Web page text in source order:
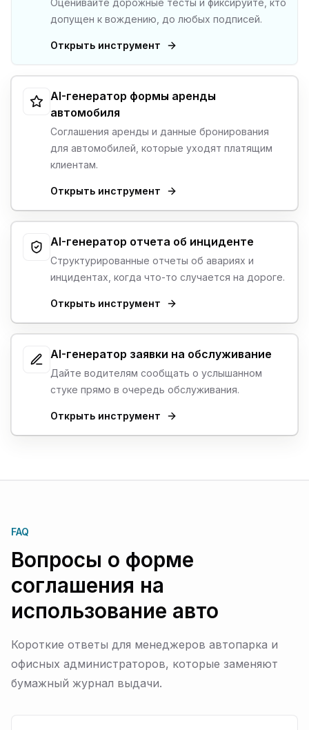
Оценивайте дорожные тесты и фиксируйте, кто
допущен к вождению, до любых подписей.
Открыть инструмент
AI-генератор формы аренды
автомобиля
Соглашения аренды и данные бронирования
для автомобилей, которые уходят платящим
клиентам.
Открыть инструмент
AI-генератор отчета об инциденте
Структурированные отчеты об авариях и
инцидентах, когда что-то случается на дороге.
Открыть инструмент
AI-генератор заявки на обслуживание
Дайте водителям сообщать о услышанном
стуке прямо в очередь обслуживания.
Открыть инструмент
FAQ
Вопросы о форме
соглашения на
использование авто
Короткие ответы для менеджеров автопарка и
офисных администраторов, которые заменяют
бумажный журнал выдачи.